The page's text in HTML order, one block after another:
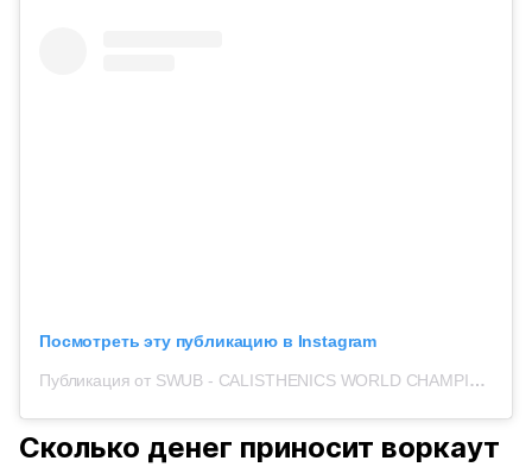
Посмотреть эту публикацию в Instagram
Публикация от SWUB - CALISTHENICS WORLD CHAMPIONSHIP (@teambioco)
Сколько денег приносит воркаут